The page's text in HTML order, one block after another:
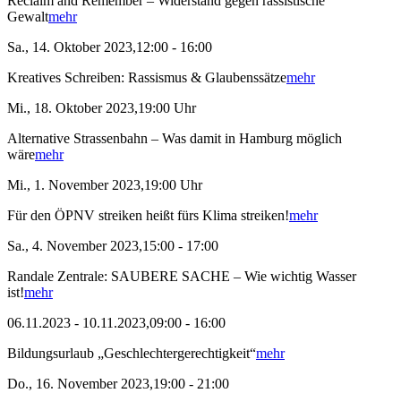
Gewaltmehr
Sa., 14. Oktober 2023,12:00 - 16:00
Kreatives Schreiben: Rassismus & Glaubenssätzemehr
Mi., 18. Oktober 2023,19:00 Uhr
Alternative Strassenbahn – Was damit in Hamburg möglich
wäremehr
Mi., 1. November 2023,19:00 Uhr
Für den ÖPNV streiken heißt fürs Klima streiken!mehr
Sa., 4. November 2023,15:00 - 17:00
Randale Zentrale: SAUBERE SACHE – Wie wichtig Wasser
ist!mehr
06.11.2023 - 10.11.2023,09:00 - 16:00
Bildungsurlaub „Geschlechtergerechtigkeit“mehr
Do., 16. November 2023,19:00 - 21:00